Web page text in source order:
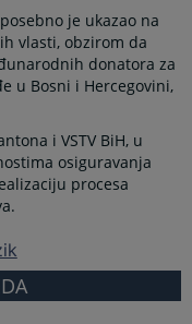
je ukazao na
vlasti, obzirom da
donatora za
u Bosni i Hercegovini,
i VSTV BiH, u
osiguravanja
procesa